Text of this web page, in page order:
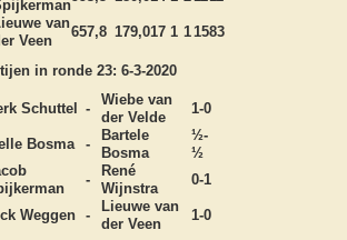
van
Veen
657,8 179,017 1 1 15835
in ronde 23: 6-3-2020
Schuttel -
Wiebe van
der Velde
1-0
Bosma -
Bartele
Bosma
½-
½
-
René
Wijnstra
0-1
Weggen -
Lieuwe van
der Veen
1-0